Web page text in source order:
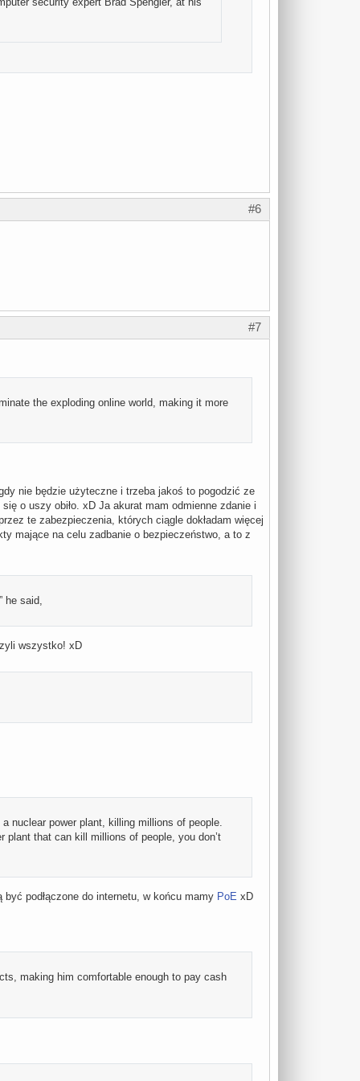
#6
#7
the exploding online world, making it more
nie będzie użyteczne i trzeba jakoś to pogodzić ze
o uszy obiło. xD Ja akurat mam odmienne zdanie i
te zabezpieczenia, których ciągle dokładam więcej
mające na celu zadbanie o bezpieczeństwo, a to z
said,
wszystko! xD
nuclear power plant, killing millions of people.
plant that can kill millions of people, you don’t
podłączone do internetu, w końcu mamy PoE xD
making him comfortable enough to pay cash